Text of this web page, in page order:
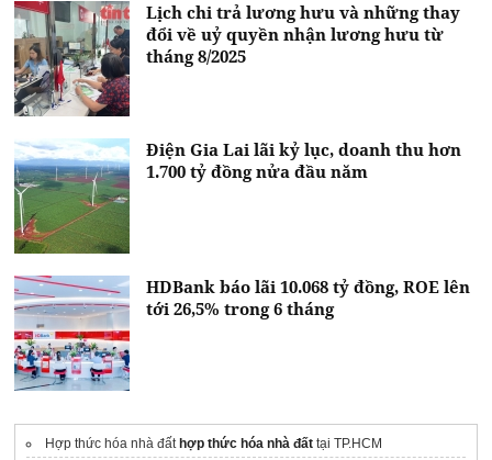
Lịch chi trả lương hưu và những thay
đổi về uỷ quyền nhận lương hưu từ
tháng 8/2025
Điện Gia Lai lãi kỷ lục, doanh thu hơn
1.700 tỷ đồng nửa đầu năm
HDBank báo lãi 10.068 tỷ đồng, ROE lên
tới 26,5% trong 6 tháng
Hợp thức hóa nhà đất hợp thức hóa nhà đất tại TP.HCM